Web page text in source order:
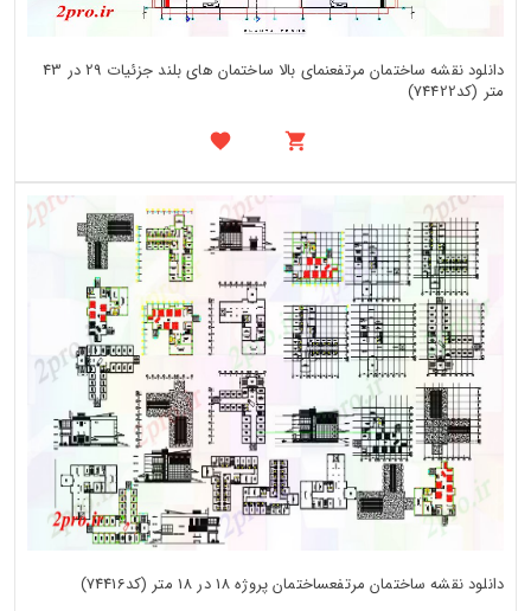
دانلود نقشه ساختمان مرتفعنمای بالا ساختمان های بلند جزئیات 29 در 43
متر (کد74422)
دانلود نقشه ساختمان مرتفعساختمان پروژه 18 در 18 متر (کد74416)